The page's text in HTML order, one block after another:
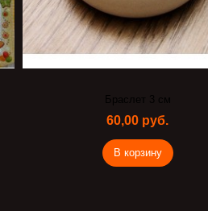
Браслет 3 см
60,00 руб.
В корзину